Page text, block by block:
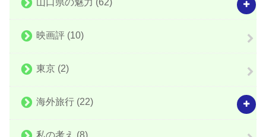
映画評 (10)
東京 (2)
海外旅行 (22)